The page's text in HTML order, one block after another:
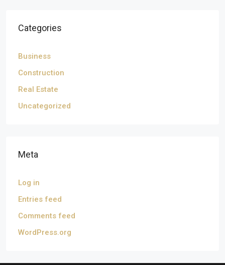
Categories
Business
Construction
Real Estate
Uncategorized
Meta
Log in
Entries feed
Comments feed
WordPress.org